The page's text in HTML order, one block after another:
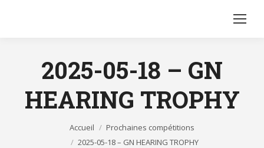
2025-05-18 – GN
HEARING TROPHY
Vous êtes ici :Accueil
Prochaines compétitions
2025-05-18 – GN HEARING TROPHY